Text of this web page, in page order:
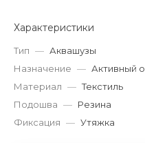
Характеристики
Тип — Аквашузы
Назначение — Активный
Материал — Текстиль
Подошва — Резина
Фиксация — Утяжка